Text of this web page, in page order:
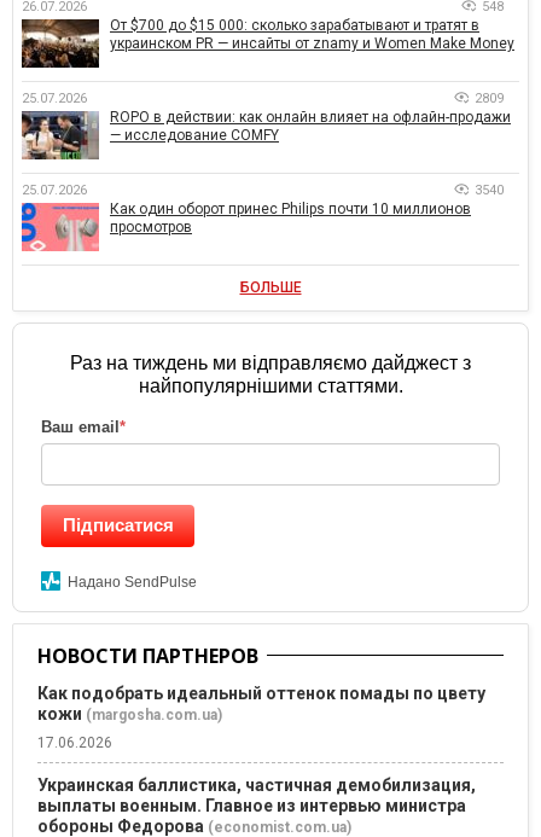
26.07.2026 548
От $700 до $15 000: сколько зарабатывают и тратят в
украинском PR — инсайты от znamy и Women Make Money
25.07.2026 2809
ROPO в действии: как онлайн влияет на офлайн-продажи
— исследование COMFY
25.07.2026 3540
Как один оборот принес Philips почти 10 миллионов
просмотров
БОЛЬШЕ
Раз на тиждень ми відправляємо дайджест з
найпопулярнішими статтями.
Ваш email*
Підписатися
Надано SendPulse
НОВОСТИ ПАРТНЕРОВ
Как подобрать идеальный оттенок помады по цвету
кожи (margosha.com.ua)
17.06.2026
Украинская баллистика, частичная демобилизация,
выплаты военным. Главное из интервью министра
обороны Федорова (economist.com.ua)